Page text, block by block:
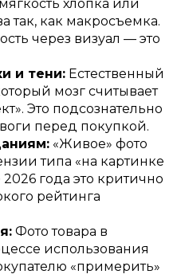
хлопка или
так, как макросъемка.
через визуал — это
и тени: Естественный
мозг считывает
Это подсознательно
перед покупкой.
«Живое» фото
типа «на картинке
года это критично
рейтинга
Фото товара в
использования
«примерить»